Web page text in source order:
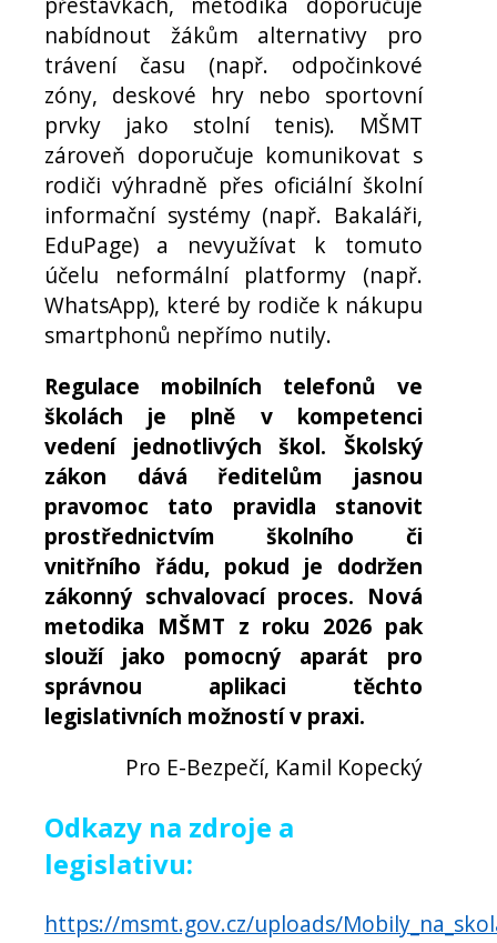
nabídnout žákům alternativy pro
trávení času (např. odpočinkové
zóny, deskové hry nebo sportovní
prvky jako stolní tenis). MŠMT
zároveň doporučuje komunikovat s
rodiči výhradně přes oficiální školní
informační systémy (např. Bakaláři,
EduPage) a nevyužívat k tomuto
účelu neformální platformy (např.
WhatsApp), které by rodiče k nákupu
smartphonů nepřímo nutily.
Regulace mobilních telefonů ve
školách je plně v kompetenci
vedení jednotlivých škol. Školský
zákon dává ředitelům jasnou
pravomoc tato pravidla stanovit
prostřednictvím školního či
vnitřního řádu, pokud je dodržen
zákonný schvalovací proces. Nová
metodika MŠMT z roku 2026 pak
slouží jako pomocný aparát pro
správnou aplikaci těchto
legislativních možností v praxi.
Pro E-Bezpečí, Kamil Kopecký
Odkazy na zdroje a
legislativu:
https://msmt.gov.cz/uploads/